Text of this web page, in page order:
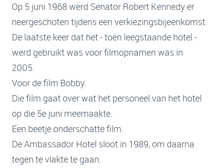
Op 5 juni 1968 werd Senator Robert Kennedy er
neergeschoten tijdens een verkiezingsbijeenkomst.
De laatste keer dat het - toen leegstaande hotel -
werd gebruikt was voor filmopnamen was in
2005.
Voor de film Bobby.
Die film gaat over wat het personeel van het hotel
op die 5e juni meemaakte.
Een beetje onderschatte film.
De Ambassador Hotel sloot in 1989, om daarna
tegen te vlakte te gaan.